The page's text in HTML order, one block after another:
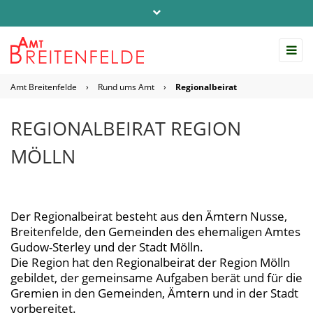
info@amt-breitenfelde.de
Amt Breitenfelde › Rund ums Amt › Regionalbeirat
REGIONALBEIRAT REGION
MÖLLN
Der Regionalbeirat besteht aus den Ämtern Nusse,
Breitenfelde, den Gemeinden des ehemaligen Amtes
Gudow-Sterley und der Stadt Mölln.
Die Region hat den Regionalbeirat der Region Mölln
gebildet, der gemeinsame Aufgaben berät und für die
Gremien in den Gemeinden, Ämtern und in der Stadt
vorbereitet.